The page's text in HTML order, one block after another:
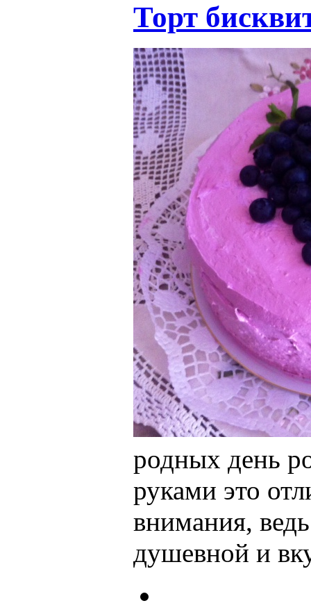
Торт
родных день
руками это
внимания,
душевной и